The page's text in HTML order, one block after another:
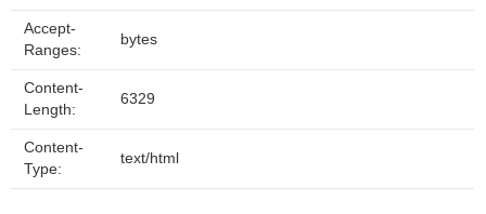
Accept-
Ranges:
bytes
Content-
Length:
6329
Content-
Type:
text/html